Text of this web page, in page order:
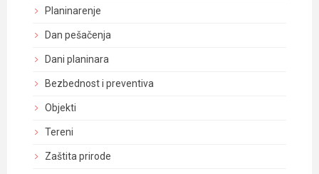
Planinarenje
Dan pešačenja
Dani planinara
Bezbednost i preventiva
Objekti
Tereni
Zaštita prirode